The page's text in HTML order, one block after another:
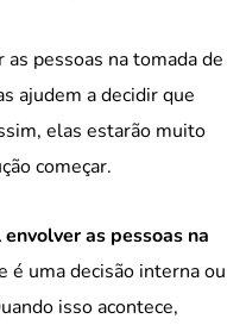
pessoas na tomada de
ajudem a decidir que
elas estarão muito
começar.
as pessoas na
é uma decisão interna ou
isso acontece,